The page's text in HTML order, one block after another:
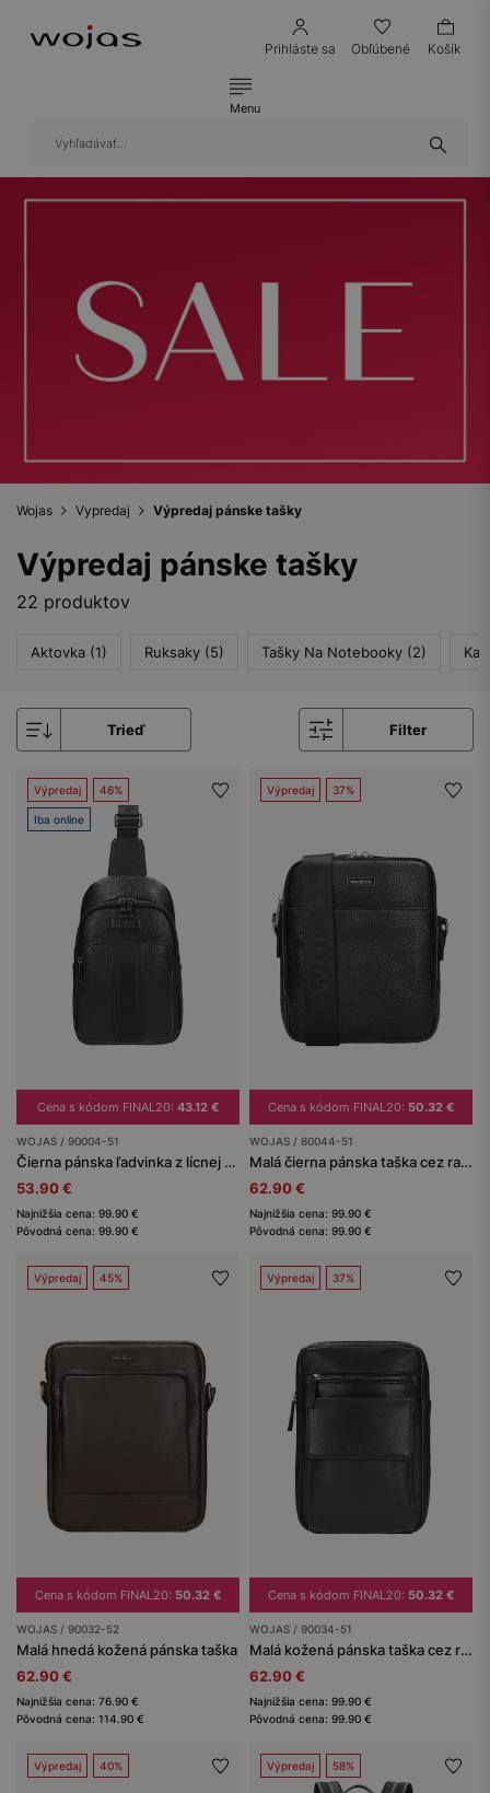
Prihláste sa Obľúbené Košík
Menu
Wojas Vypredaj Výpredaj pánske tašky
Výpredaj pánske tašky
22 produktov
Aktovka (1) Ruksaky (5) Tašky Na Notebooky (2)
Trieď Filter
Výpredaj 46%
Iba online
Cena s kódom FINAL20: 43.12 €
WOJAS / 90004-51
Čierna pánska ľadvinka z lícnej kože
53.90 €
Najnižšia cena: 99.90 €
Pôvodná cena: 99.90 €
Výpredaj 37%
Cena s kódom FINAL20: 50.32 €
WOJAS / 80044-51
Malá čierna pánska taška cez rameno
62.90 €
Najnižšia cena: 99.90 €
Pôvodná cena: 99.90 €
Výpredaj 45%
Cena s kódom FINAL20: 50.32 €
WOJAS / 90032-52
Malá hnedá kožená pánska taška
62.90 €
Najnižšia cena: 76.90 €
Pôvodná cena: 114.90 €
Výpredaj 37%
Cena s kódom FINAL20: 50.32 €
WOJAS / 90034-51
Malá kožená pánska taška cez rameno
62.90 €
Najnižšia cena: 99.90 €
Pôvodná cena: 99.90 €
Výpredaj 40% Výpredaj 58%